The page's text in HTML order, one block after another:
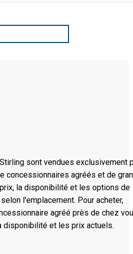
sont vendues exclusivement
concessionnaires agréés et de
la disponibilité et les options de
l'emplacement. Pour acheter,
agréé près de chez
disponibilité et les prix actuels.